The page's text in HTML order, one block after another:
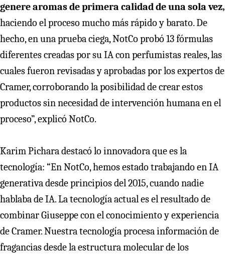
genere aromas de primera calidad de una sola vez,
haciendo el proceso mucho más rápido y barato. De
hecho, en una prueba ciega, NotCo probó 13 fórmulas
diferentes creadas por su IA con perfumistas reales, las
cuales fueron revisadas y aprobadas por los expertos de
Cramer, corroborando la posibilidad de crear estos
productos sin necesidad de intervención humana en el
proceso”, explicó NotCo.
Karim Pichara destacó lo innovadora que es la
tecnología: “En NotCo, hemos estado trabajando en IA
generativa desde principios del 2015, cuando nadie
hablaba de IA. La tecnología actual es el resultado de
combinar Giuseppe con el conocimiento y experiencia
de Cramer. Nuestra tecnología procesa información de
fragancias desde la estructura molecular de los